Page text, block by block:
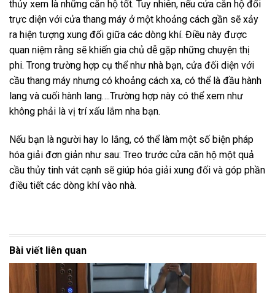
thủy xem là những căn hộ tốt. Tuy nhiên, nếu cửa căn hộ đối
trực diện với cửa thang máy ở một khoảng cách gần sẽ xảy
ra hiện tượng xung đối giữa các dòng khí. Điều này được
quan niệm rằng sẽ khiến gia chủ dễ gặp những chuyện thị
phi. Trong trường hợp cụ thể như nhà bạn, cửa đối diện với
cầu thang máy nhưng có khoảng cách xa, có thể là đầu hành
lang và cuối hành lang….Trường hợp này có thể xem như
không phải là vị trí xấu lắm nha bạn.
Nếu bạn là người hay lo lắng, có thể làm một số biện pháp
hóa giải đơn giản như sau: Treo trước cửa căn hộ một quả
cầu thủy tinh vát cạnh sẽ giúp hóa giải xung đối và góp phần
điều tiết các dòng khí vào nhà.
Bài viết liên quan